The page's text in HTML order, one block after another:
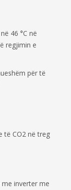
46 °C në
regjimin e
për të
të CO2 në treg
inverter me